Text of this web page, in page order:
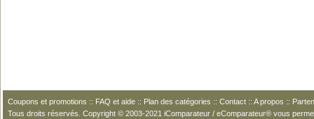
Coupons et promotions :: FAQ et aide :: Plan des catégories :: Contact :: A propos ::
Tous droits réservés. Copyright © 2003-2021 iComparateur / eComparateur® vous